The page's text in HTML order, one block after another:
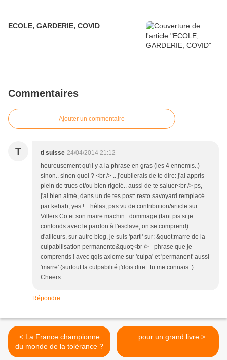
ECOLE, GARDERIE, COVID
Commentaires
Ajouter un commentaire
T ti suisse 24/04/2014 21:12
heureusement qu'il y a la phrase en gras (les 4 ennemis..)
sinon.. sinon quoi ? <br /> .. j'oublierais de te dire: j'ai appris
plein de trucs et/ou bien rigolé.. aussi de te saluer<br /> ps,
j'ai bien aimé, dans un de tes post: resto savoyard remplacé
par kebab, yes ! .. hélas, pas vu de contribution/article sur
Villers Co et son maire machin.. dommage (tant pis si je
confonds avec le pardon à l'esclave, on se comprend) ..
d'ailleurs, sur autre blog, je suis 'parti' sur: &quot;marre de la
culpabilisation permanente&quot;<br /> - phrase que je
comprends ! avec qqls axiome sur 'culpa' et 'permanent' aussi
'marre' (surtout la culpabilité j'dois dire.. tu me connais..)
Cheers
Répondre
< La France championne
du monde de la tolérance ?
... pour un grand livre >